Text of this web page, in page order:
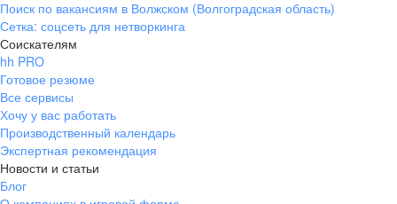
Вы понимаете, из чего
складывается доход,
и можете влиять на свой
результат
ПОНЯТНЫЕ КАРЬЕРНЫЕ ВОЗМОЖНОСТИ
Карьерные модели помогают видеть следующий
шаг и знать, что нужно
ОФИС, В КОТОРЫЙ ХОЧЕТСЯ
роста: открытые программы онлайн-обучения,
видеокурсы для развития профессиональных
и личностных навыков, доступ к партнерским
образовательным площадкам.
Мы ждем проактивных и гибких, жадных до знаний
и следящих за трендами.
Поиск по вакансиям в Волжском (Волгоградская область)
Сетка: соцсеть для нетворкинга
Соискателям
hh PRO
Готовое резюме
Все сервисы
Хочу у вас работать
Производственный календарь
Экспертная рекомендация
Новости и статьи
Блог